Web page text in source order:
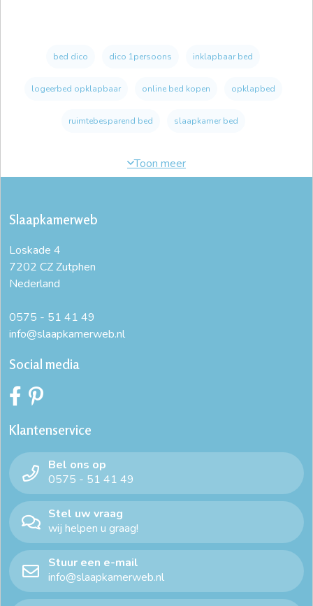
bed dico dico 1persoons inklapbaar bed
logeerbed opklapbaar online bed kopen opklapbed
ruimtebesparend bed slaapkamer bed
Slaapkamerweb
Loskade 4
7202 CZ Zutphen
Nederland
0575 - 51 41 49
info@slaapkamerweb.nl
Social media
Klantenservice
Bel ons op
0575 - 51 41 49
Stel uw vraag
wij helpen u graag!
Stuur een e-mail
info@slaapkamerweb.nl